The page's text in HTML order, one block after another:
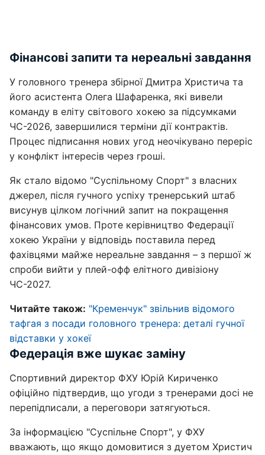
Фінансові запити та нереальні завдання
У головного тренера збірної Дмитра Христича та
його асистента Олега Шафаренка, які вивели
команду в еліту світового хокею за підсумками
ЧС-2026, завершилися терміни дії контрактів.
Процес підписання нових угод неочікувано переріс
у конфлікт інтересів через гроші.
Як стало відомо "Суспільному Спорт" з власних
джерел, після гучного успіху тренерський штаб
висунув цілком логічний запит на покращення
фінансових умов. Проте керівництво Федерації
хокею України у відповідь поставила перед
фахівцями майже нереальне завдання – з першої ж
спроби вийти у плей-офф елітного дивізіону
ЧС-2027.
Читайте також: "Кременчук" звільнив відомого
тафгая з посади головного тренера: деталі гучної
відставки у хокеї
Федерація вже шукає заміну
Спортивний директор ФХУ Юрій Кириченко
офіційно підтвердив, що угоди з тренерами досі не
перепідписали, а переговори затягуються.
За інформацією "Суспільне Спорт", у ФХУ
вважають, що якщо домовитися з дуетом Христич